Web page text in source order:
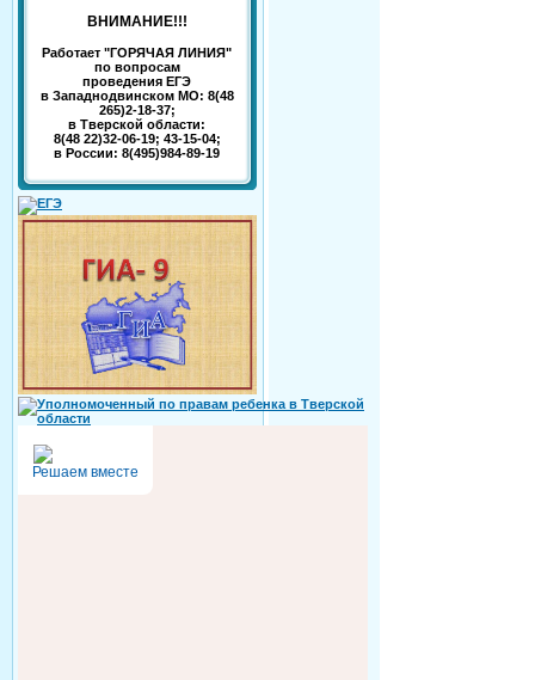
ВНИМАНИЕ!!!
Работает "ГОРЯЧАЯ ЛИНИЯ"
по вопросам
проведения ЕГЭ
в Западнодвинском МО: 8(48
265)2-18-37;
в Тверской области:
8(48 22)32-06-19; 43-15-04;
в России: 8(495)984-89-19
Решаем вместе